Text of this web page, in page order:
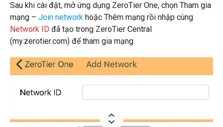
Sau khi cài đặt, mở ứng dụng ZeroTier One, chọn Tham gia
mạng – Join networkhoặc Thêm mạng rồi nhập cùng
Network ID đã tạo trong ZeroTier Central
(my.zerotier.com) để tham gia mạng.